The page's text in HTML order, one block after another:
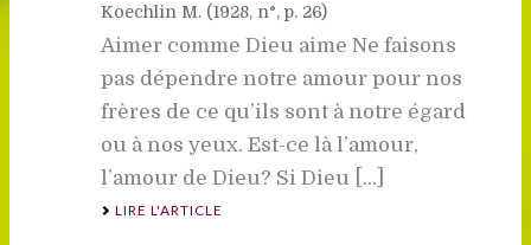
Koechlin M. (1928, n°, p. 26)
Aimer comme Dieu aime Ne faisons
pas dépendre notre amour pour nos
frères de ce qu’ils sont à notre égard
ou à nos yeux. Est-ce là l’amour,
l’amour de Dieu? Si Dieu [...]
LIRE L'ARTICLE